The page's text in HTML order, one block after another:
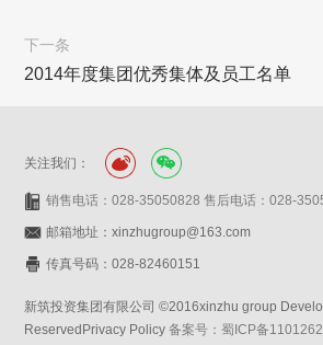
下一条
2014年度集团优秀集体及员工名单
关注我们：
销售电话：028-35050828 售后电话：028-
邮箱地址：xinzhugroup@163.com
传真号码：028-82460151
新筑投资集团有限公司 ©2016xinzhu group
ReservedPrivacy Policy备案号：蜀ICP备